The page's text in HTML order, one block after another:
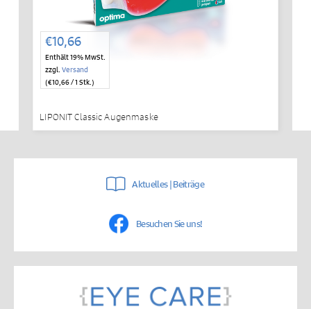
€10,66
Enthält 19% MwSt.
zzgl. Versand
(€10,66/ 1 Stk.)
LIPONIT Classic Augenmaske
Aktuelles | Beiträge
Besuchen Sie uns!